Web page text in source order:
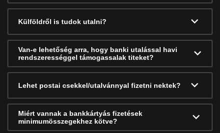
Külföldről is tudok utalni?
Van-e lehetőség arra, hogy banki utalással havi
rendszerességgel támogassalak titeket?
Lehet postai csekkel/utalvánnyal fizetni nektek?
Miért vannak a bankkártyás fizetések
minimumösszegekhez kötve?